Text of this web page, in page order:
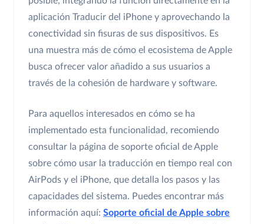
aplicación Traducir del iPhone y aprovechando la
conectividad sin fisuras de sus dispositivos. Es
una muestra más de cómo el ecosistema de Apple
busca ofrecer valor añadido a sus usuarios a
través de la cohesión de hardware y software.
Para aquellos interesados en cómo se ha
implementado esta funcionalidad, recomiendo
consultar la página de soporte oficial de Apple
sobre cómo usar la traducción en tiempo real con
AirPods y el iPhone, que detalla los pasos y las
capacidades del sistema. Puedes encontrar más
información aquí: Soporte oficial de Apple sobre